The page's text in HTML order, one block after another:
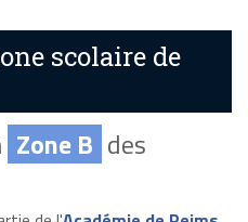
scolaire de
Zone B des